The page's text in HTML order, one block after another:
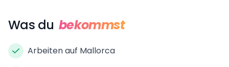
Was du bekommst
Arbeiten auf Mallorca